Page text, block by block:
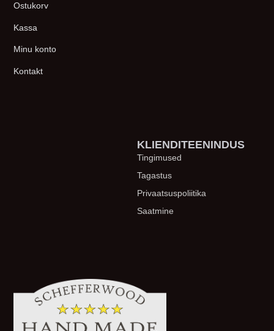
KLIENDITEENINDUS
Tingimused
Tagastus
Privaatsuspoliitika
Saatmine
Ostukorv
Kassa
Minu konto
Kontakt